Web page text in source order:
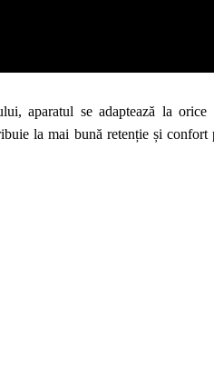
aparatul se adaptează la orice
la mai bună retenție și confort